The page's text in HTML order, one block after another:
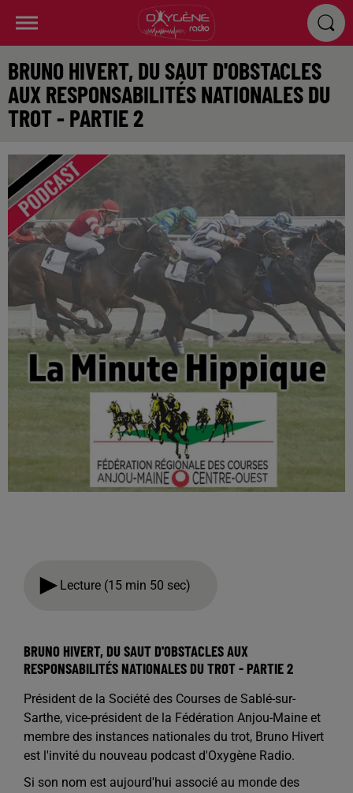
BRUNO HIVERT, DU SAUT D'OBSTACLES
AUX RESPONSABILITÉS NATIONALES DU
TROT - PARTIE 2
Lecture (15 min 50 sec)
BRUNO HIVERT, DU SAUT D'OBSTACLES AUX
RESPONSABILITÉS NATIONALES DU TROT - PARTIE 2
Président de la Société des Courses de Sablé-sur-
Sarthe, vice-président de la Fédération Anjou-Maine et
membre des instances nationales du trot, Bruno Hivert
est l'invité du nouveau podcast d'Oxygène Radio.
Si son nom est aujourd'hui associé au monde des